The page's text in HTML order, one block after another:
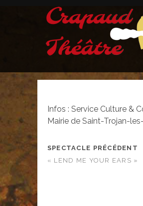
Infos : Service Culture &
Mairie de Saint-Trojan-
SPECTACLE PRÉCÉDENT
« LEND ME YOUR EARS »